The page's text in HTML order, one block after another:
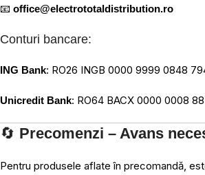
📧 office@electrototaldistribution.ro
Conturi bancare:
ING Bank: RO26 INGB 0000 9999 0848
Unicredit Bank: RO64 BACX 0000 0008
🔄 Precomenzi – Avans
Pentru produsele aflate în precomandă,